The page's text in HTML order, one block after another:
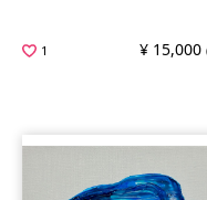
1
¥ 15,000